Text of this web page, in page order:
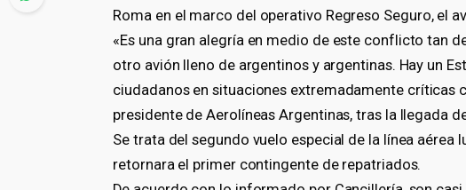
Roma en el marco del operativo Regreso Seguro, el
«Es una gran alegría en medio de este conflicto tan
otro avión lleno de argentinos y argentinas. Hay un
ciudadanos en situaciones extremadamente críticas
presidente de Aerolíneas Argentinas, tras la llegada
Se trata del segundo vuelo especial de la línea aérea
retornara el primer contingente de repatriados.